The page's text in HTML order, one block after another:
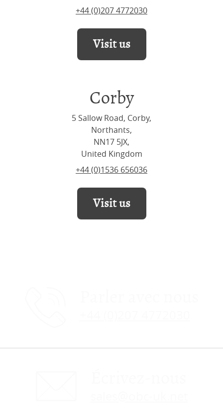
+44 (0)207 4772030
Visit us
Corby
5 Sallow Road, Corby,
Northants,
NN17 5JX,
United Kingdom
+44 (0)1536 656036
Visit us